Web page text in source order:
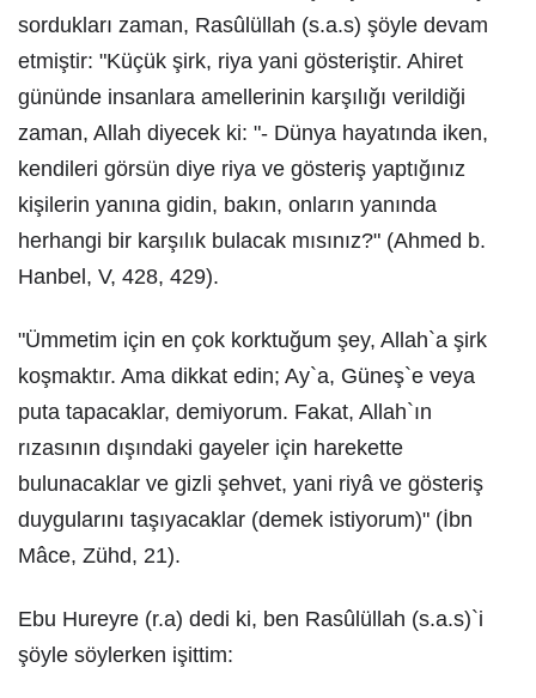
sordukları zaman, Rasûlüllah (s.a.s) şöyle devam
etmiştir: "Küçük şirk, riya yani gösteriştir. Ahiret
gününde insanlara amellerinin karşılığı verildiği
zaman, Allah diyecek ki: "- Dünya hayatında iken,
kendileri görsün diye riya ve gösteriş yaptığınız
kişilerin yanına gidin, bakın, onların yanında
herhangi bir karşılık bulacak mısınız?" (Ahmed b.
Hanbel, V, 428, 429).
"Ümmetim için en çok korktuğum şey, Allah`a şirk
koşmaktır. Ama dikkat edin; Ay`a, Güneş`e veya
puta tapacaklar, demiyorum. Fakat, Allah`ın
rızasının dışındaki gayeler için harekette
bulunacaklar ve gizli şehvet, yani riyâ ve gösteriş
duygularını taşıyacaklar (demek istiyorum)" (İbn
Mâce, Zühd, 21).
Ebu Hureyre (r.a) dedi ki, ben Rasûlüllah (s.a.s)`i
şöyle söylerken işittim: